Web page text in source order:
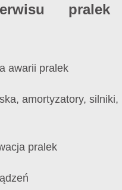
pralek
awarii pralek
amortyzatory, silniki,
pralek